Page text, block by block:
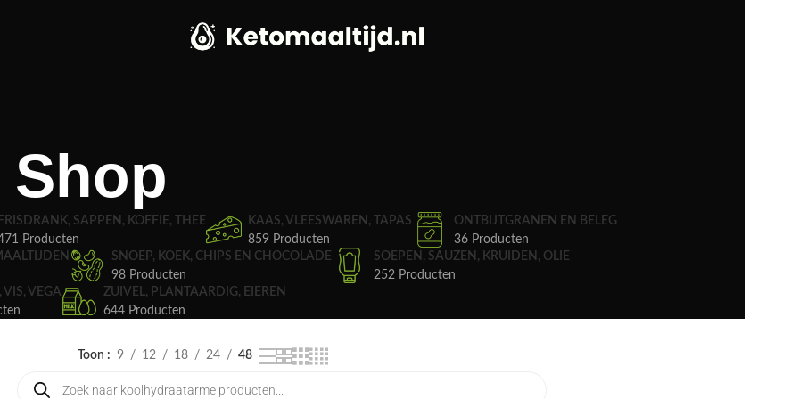
Shop
FRISDRANK, SAPPEN, KOFFIE, THEE
Producten
KAAS, VLEESWAREN, TAPAS
859 Producten
ONTBIJTGRANEN EN BELEG
36 Producten
SNOEP, KOEK, CHIPS EN CHOCOLADE
98 Producten
SOEPEN, SAUZEN, KRUIDEN, OLIE
252 Producten
VIS, VEGA
ZUIVEL, PLANTAARDIG, EIEREN
644 Producten
Toon 9 12 18 24 48